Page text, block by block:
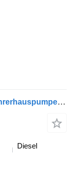
Volvo FM9 (01.01-12.05) 20455258 Fahrerhauspumpe für Volvo FM7-FM12, FM, FMX (1998-2014) Sattelzugmaschine
Diesel